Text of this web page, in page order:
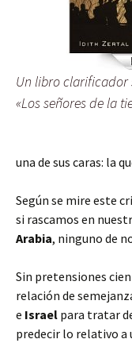
Un libro clarificador
«Los señores de la
una de sus caras: la
Según se mire este
si rascamos en
Arabia, ninguno de
Sin pretensiones
relación de
e Israel para tratar
predecir lo relativo a